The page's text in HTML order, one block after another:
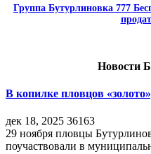
Группа Бутурлиновка 777
Новости
В копилке пловцов
дек 18, 2025 36163
29 ноября пловцы
поучаствовали в